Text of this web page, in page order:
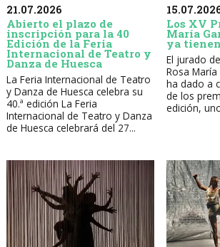
21.07.2026
Abierto el plazo de
inscripción para la 40
Edición de la Feria
Internacional de Teatro y
Danza de Huesca
La Feria Internacional de Teatro
y Danza de Huesca celebra su
40.ª edición La Feria
Internacional de Teatro y Danza
de Huesca celebrará del 27...
Los XV
María
ya
El jurado
Rosa
ha dado a
de los
edición,